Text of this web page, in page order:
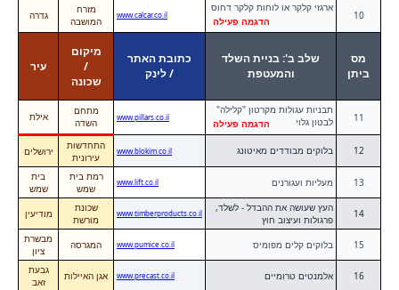
גדרה
מזרח
המושבה
www.calcar.co.il
ארגזי קלקר או לוחות קלקר דחוס
הדגמה פעילה
10
עיר
מיקום
/
שכונה
כתובת האתר
/ לינק
שלב ב': בניית השלד
והמעטפת
מס
ביתן
אילת
מתחם
השדה
www.pillars.co.il
תבניות עגולות מקרטון "קלילה"
לבטון גלוי
הדגמה פעילה 11
ירושלים
התחדשות
עירונית
www.blokim.co.il בלוקים מבודדים מאיטונג 12
בית
שמש
רמת בית
שמש
www.lift.co.il מעליות ועגורנים 13
מודיעין
שכונת
מורשת
www.timberproducts.co.il
העץ שעושה את ההבדל - לשלד,
פרגולות ועיצוב חוץ
14
מבשרת
ציון
המגרסה www.pumice.co.il בלוקים קלים מפומיס
15
גבעת
זאב
אגן האיילות www.precast.co.il אלמנטים טרומיים 16